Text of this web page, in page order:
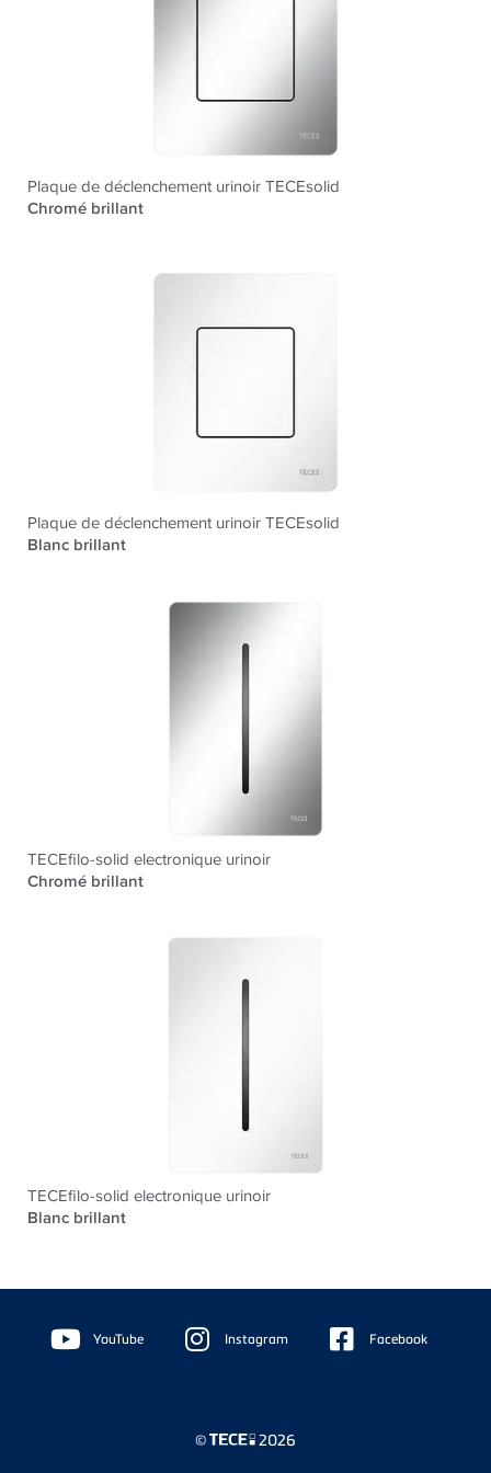
Plaque de déclenchement urinoir TECEsolid
Chromé brillant
Plaque de déclenchement urinoir TECEsolid
Blanc brillant
TECEfilo-solid electronique urinoir
Chromé brillant
TECEfilo-solid electronique urinoir
Blanc brillant
Floating
Sidebar YouTube Instagram Facebook
© 2026